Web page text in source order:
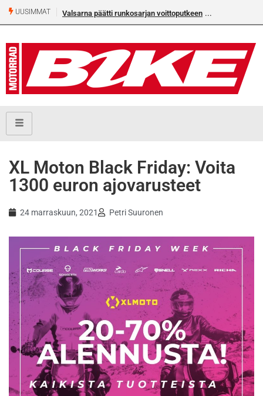
UUSIMMAT Valsarna päätti runkosarjan voittoputkeen
XL Moton Black Friday: Voita
1300 euron ajovarusteet
24 marraskuun, 2021 Petri Suuronen